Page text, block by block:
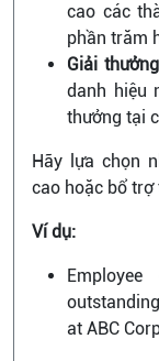
cao các
phần trăm
Giải
danh hiệu
thưởng tại
Hãy lựa chọn
cao hoặc bổ trợ
Ví dụ:
at ABC